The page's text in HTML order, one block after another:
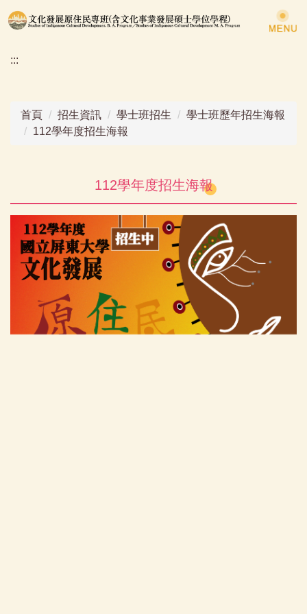
跳
到
要
:::
首頁 招生資訊 學士班招生
學士班歷年招生海報
112學年度招生海報
112學年度招生海報